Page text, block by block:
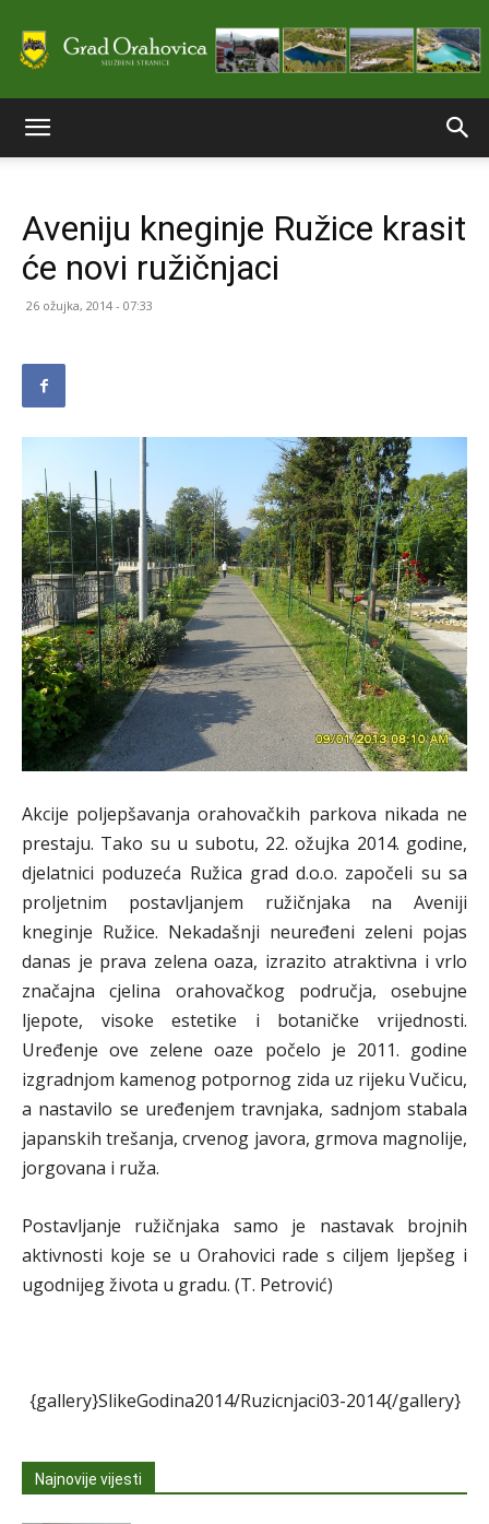
stranice
Aveniju kneginje Ružice krasit
će novi ružičnjaci
26 ožujka, 2014 - 07:33
Akcije poljepšavanja orahovačkih parkova nikada ne
prestaju. Tako su u subotu, 22. ožujka 2014. godine,
djelatnici poduzeća Ružica grad d.o.o. započeli su sa
proljetnim postavljanjem ružičnjaka na Aveniji
kneginje Ružice. Nekadašnji neuređeni zeleni pojas
danas je prava zelena oaza, izrazito atraktivna i vrlo
značajna cjelina orahovačkog područja, osebujne
ljepote, visoke estetike i botaničke vrijednosti.
Uređenje ove zelene oaze počelo je 2011. godine
izgradnjom kamenog potpornog zida uz rijeku Vučicu,
a nastavilo se uređenjem travnjaka, sadnjom stabala
japanskih trešanja, crvenog javora, grmova magnolije,
jorgovana i ruža.
Postavljanje ružičnjaka samo je nastavak brojnih
aktivnosti koje se u Orahovici rade s ciljem ljepšeg i
ugodnijeg života u gradu. (T. Petrović)
{gallery}SlikeGodina2014/Ruzicnjaci03-2014{/gallery}
Najnovije vijesti